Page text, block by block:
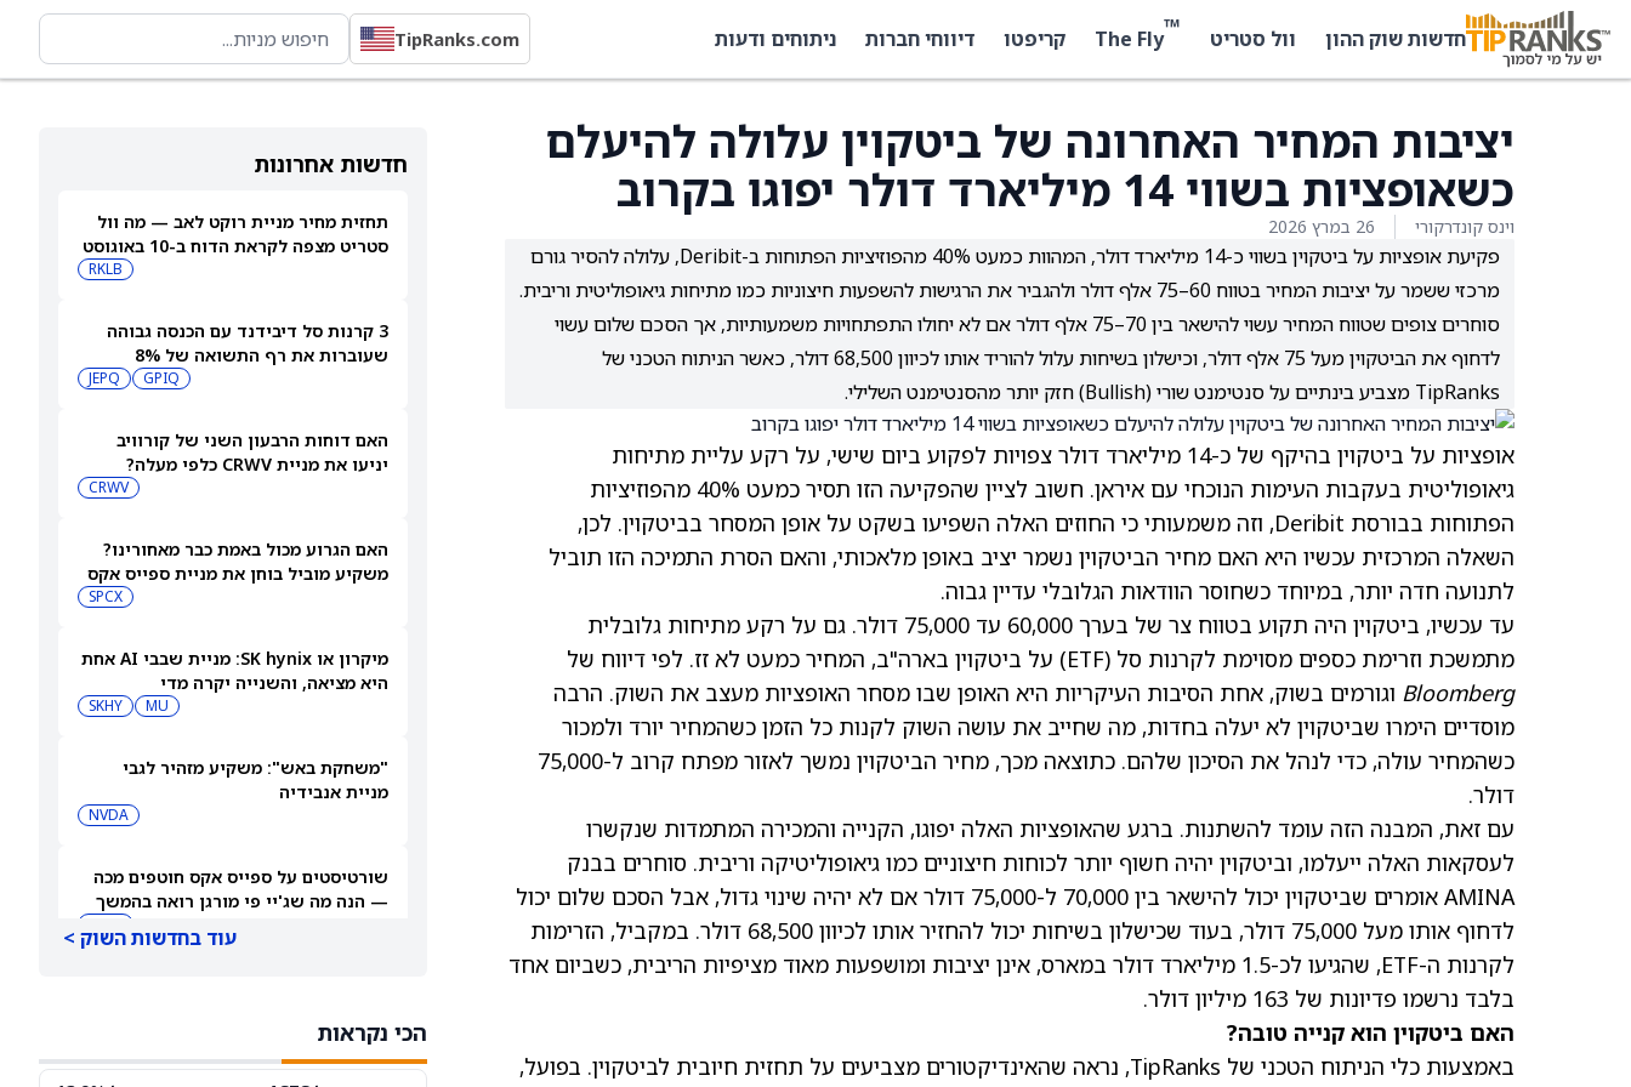
חדשות שוק ההון וול סטריט ™
The Fly קריפטו דיווחי חברות ניתוחים ודעות TipRanks.com
חדשות אחרונות
תחזית מחיר מניית רוקט לאב — מה וול
סטריט מצפה לקראת הדוח ב-10 באוגוסט
RKLB
3 קרנות סל דיבידנד עם הכנסה גבוהה
שעוברות את רף התשואה של 8%
GPIQ
JEPQ
האם דוחות הרבעון השני של קורוויב
יניעו את מניית CRWV כלפי מעלה?
CRWV
האם הגרוע מכול באמת כבר מאחורינו?
משקיע מוביל בוחן את מניית ספייס אקס
SPCX
מיקרון או SK hynix: מניית שבבי AI אחת
היא מציאה, והשנייה יקרה מדי
MU
SKHY
"משחקת באש": משקיע מזהיר לגבי
מניית אנבידיה
NVDA
שורטיסטים על ספייס אקס חוטפים מכה
— הנה מה שג'יי פי מורגן רואה בהמשך
הבא… אבל המותג Cursor עלול להיעלם
עוד בחדשות השוק >
הכי נקראות
יציבות המחיר האחרונה של ביטקוין עלולה להיעלם
כשאופציות בשווי 14 מיליארד דולר יפוגו בקרוב
וינס קונדרקורי 26 במרץ 2026
פקיעת אופציות על ביטקוין בשווי כ-14 מיליארד דולר, המהוות כמעט 40% מהפוזיציות הפתוחות ב-Deribit, עלולה להסיר גורם
מרכזי ששמר על יציבות המחיר בטווח 60–75 אלף דולר ולהגביר את הרגישות להשפעות חיצוניות כמו מתיחות גיאופוליטית וריבית.
סוחרים צופים שטווח המחיר עשוי להישאר בין 70–75 אלף דולר אם לא יחולו התפתחויות משמעותיות, אך הסכם שלום עשוי
לדחוף את הביטקוין מעל 75 אלף דולר, וכישלון בשיחות עלול להוריד אותו לכיוון 68,500 דולר, כאשר הניתוח הטכני של
TipRanks מצביע בינתיים על סנטימנט שורי (Bullish) חזק יותר מהסנטימנט השלילי.
אופציות על ביטקוין בהיקף של כ-14 מיליארד דולר צפויות לפקוע ביום שישי, על רקע עליית מתיחות
גיאופוליטית בעקבות העימות הנוכחי עם איראן. חשוב לציין שהפקיעה הזו תסיר כמעט 40% מהפוזיציות
הפתוחות בבורסת Deribit, וזה משמעותי כי החוזים האלה השפיעו בשקט על אופן המסחר בביטקוין. לכן,
השאלה המרכזית עכשיו היא האם מחיר הביטקוין נשמר יציב באופן מלאכותי, והאם הסרת התמיכה הזו תוביל
לתנועה חדה יותר, במיוחד כשחוסר הוודאות הגלובלי עדיין גבוה.
עד עכשיו, ביטקוין היה תקוע בטווח צר של בערך 60,000 עד 75,000 דולר. גם על רקע מתיחות גלובלית
מתמשכת וזרימת כספים מסוימת לקרנות סל (ETF) על ביטקוין בארה"ב, המחיר כמעט לא זז. לפי דיווח של
Bloomberg וגורמים בשוק, אחת הסיבות העיקריות היא האופן שבו מסחר האופציות מעצב את השוק. הרבה
מוסדיים הימרו שביטקוין לא יעלה בחדות, מה שחייב את עושה השוק לקנות כל הזמן כשהמחיר יורד ולמכור
כשהמחיר עולה, כדי לנהל את הסיכון שלהם. כתוצאה מכך, מחיר הביטקוין נמשך לאזור מפתח קרוב ל-75,000
דולר.
עם זאת, המבנה הזה עומד להשתנות. ברגע שהאופציות האלה יפוגו, הקנייה והמכירה המתמדות שנקשרו
לעסקאות האלה ייעלמו, וביטקוין יהיה חשוף יותר לכוחות חיצוניים כמו גיאופוליטיקה וריבית. סוחרים בבנק
AMINA אומרים שביטקוין יכול להישאר בין 70,000 ל-75,000 דולר אם לא יהיה שינוי גדול, אבל הסכם שלום יכול
לדחוף אותו מעל 75,000 דולר, בעוד שכישלון בשיחות יכול להחזיר אותו לכיוון 68,500 דולר. במקביל, הזרימות
לקרנות ה-ETF, שהגיעו לכ-1.5 מיליארד דולר במארס, אינן יציבות ומושפעות מאוד מציפיות הריבית, כשביום אחד
בלבד נרשמו פדיונות של 163 מיליון דולר.
האם ביטקוין הוא קנייה טובה?
באמצעות כלי הניתוח הטכני של TipRanks, נראה שהאינדיקטורים מצביעים על תחזית חיובית לביטקוין. בפועל,